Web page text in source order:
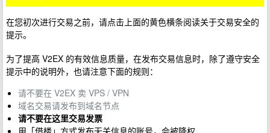
在您初次进行交易之前，请点击上面的黄色横条阅读关于交易安全的
提示。
为了提高 V2EX 的有效信息质量，在发布交易信息时，除了遵守安全
提示中的说明外，也请注意下面的规则：
请不要在 V2EX 卖 VPS / VPN
域名交易请发布到域名节点
请不要在这里交易发票